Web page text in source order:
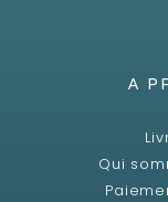
A
Qui